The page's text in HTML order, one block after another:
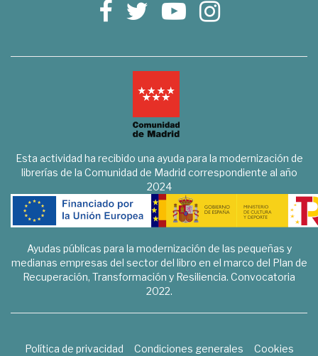
Esta actividad ha recibido una ayuda para la modernización de
librerías de la Comunidad de Madrid correspondiente al año
2024
Ayudas públicas para la modernización de las pequeñas y
medianas empresas del sector del libro en el marco del Plan de
Recuperación, Transformación y Resiliencia. Convocatoria
2022.
Política de privacidad Condiciones generales
Cookies